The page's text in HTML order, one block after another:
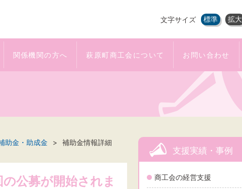
文字サイズ 標準 拡大
関係機関の方へ 萩原町商工会について お問い合わせ
支援実績・事例
商工会の経営支援
助金・助成金 補助金情報詳細
公募が開始されま